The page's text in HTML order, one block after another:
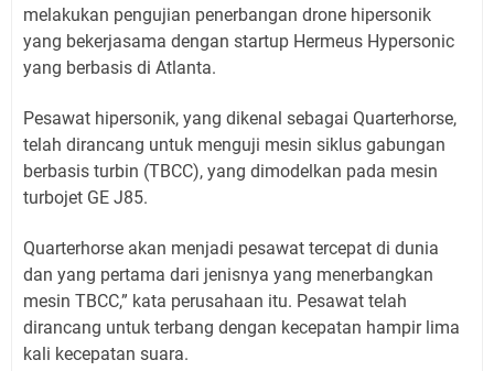
melakukan pengujian penerbangan drone hipersonik
yang bekerjasama dengan startup Hermeus Hypersonic
yang berbasis di Atlanta.
Pesawat hipersonik, yang dikenal sebagai Quarterhorse,
telah dirancang untuk menguji mesin siklus gabungan
berbasis turbin (TBCC), yang dimodelkan pada mesin
turbojet GE J85.
Quarterhorse akan menjadi pesawat tercepat di dunia
dan yang pertama dari jenisnya yang menerbangkan
mesin TBCC,” kata perusahaan itu. Pesawat telah
dirancang untuk terbang dengan kecepatan hampir lima
kali kecepatan suara.